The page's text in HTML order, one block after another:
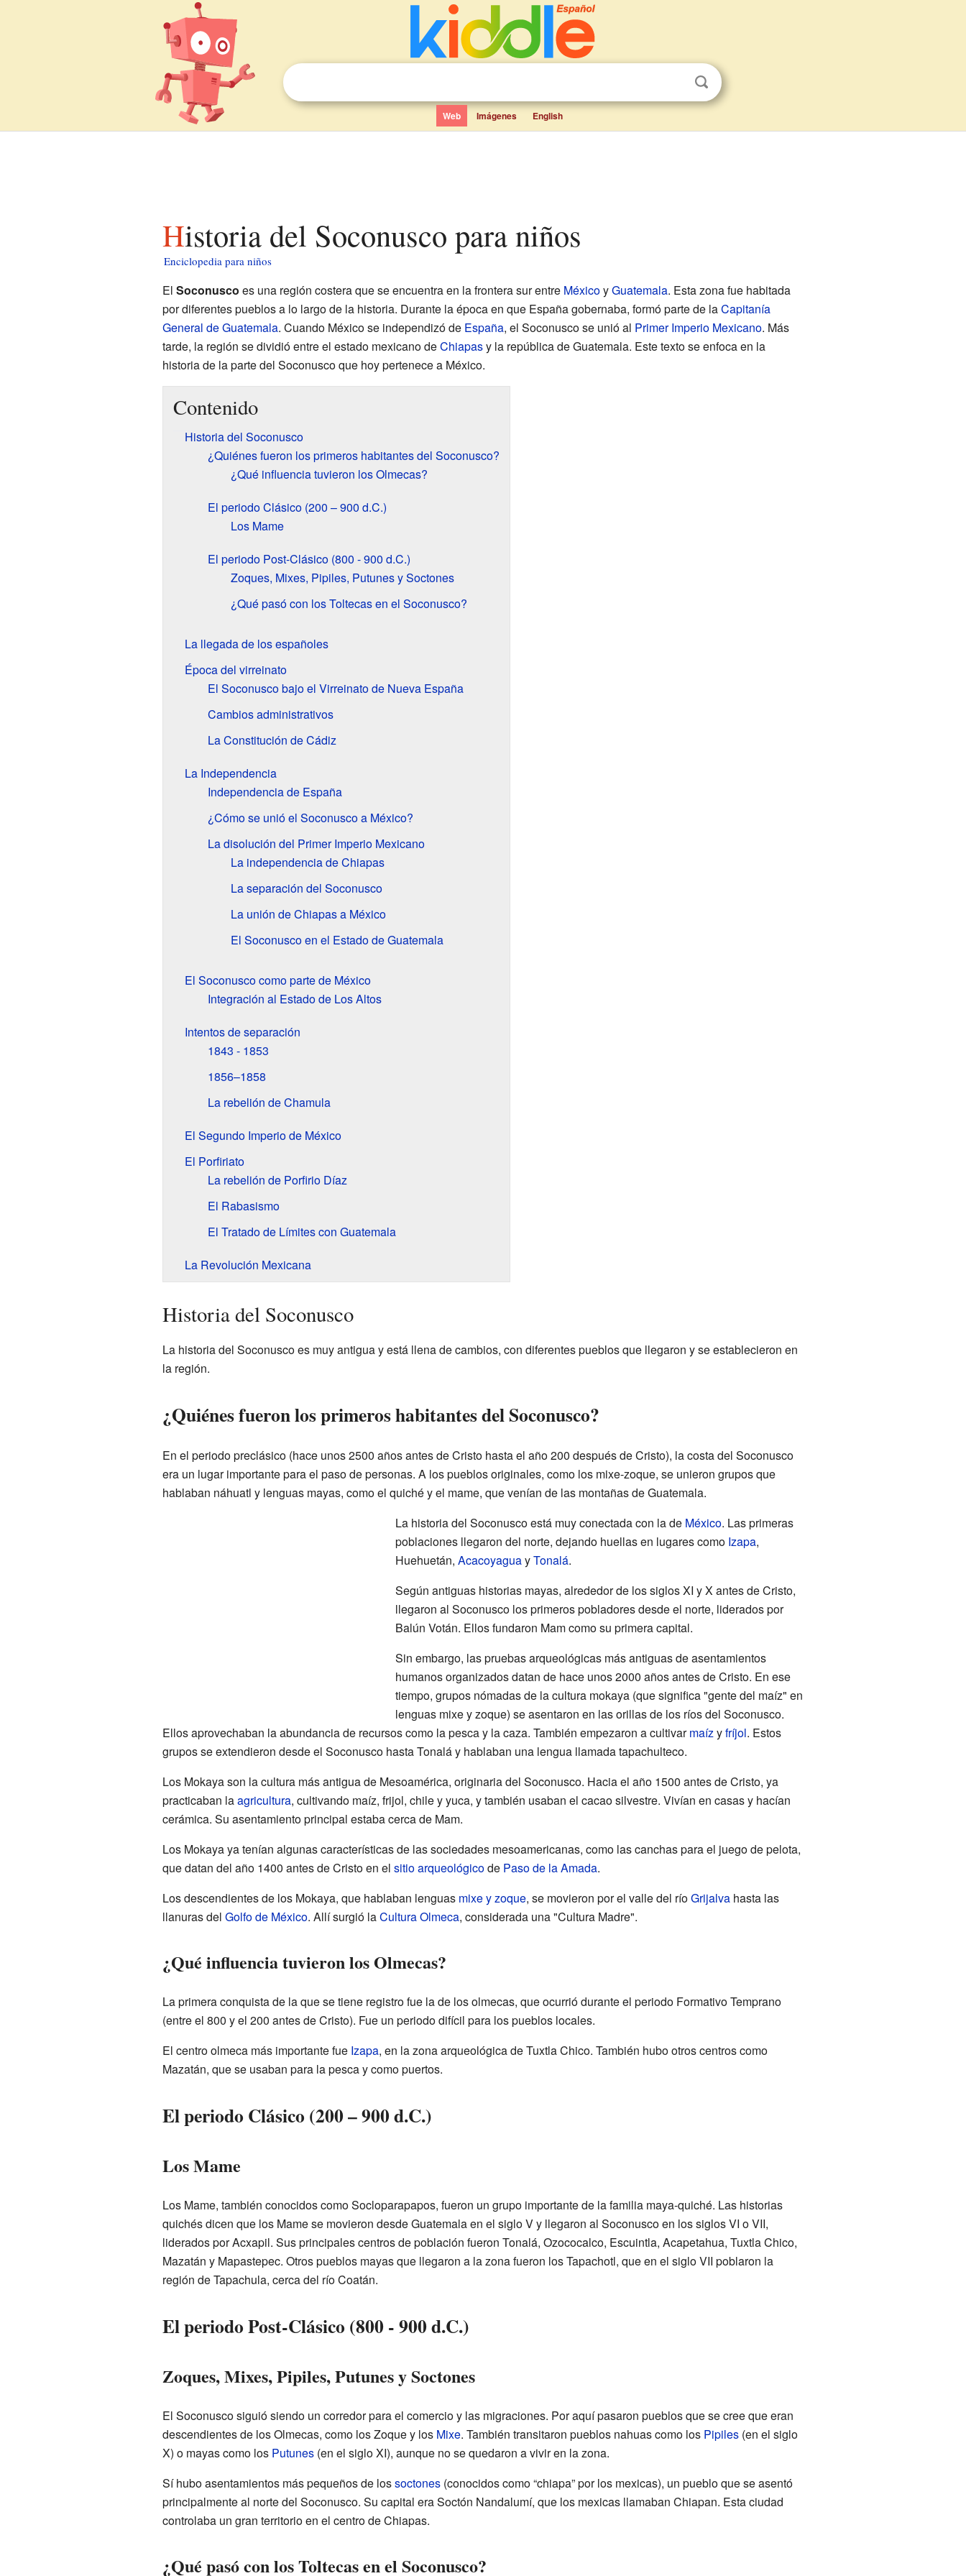
Web Imágenes English
Historia del Soconusco para niños
Enciclopedia para niños
El Soconusco es una región costera que se encuentra en la frontera sur entre MéxicoyGuatemala. Esta zona fue habitada
por diferentes pueblos a lo largo de la historia. Durante la época en que España gobernaba, formó parte de laCapitanía
General de Guatemala. Cuando México se independizó de España, el Soconusco se unió al Primer Imperio Mexicano. Más
tarde, la región se dividió entre el estado mexicano deChiapasy la república de Guatemala. Este texto se enfoca en la
historia de la parte del Soconusco que hoy pertenece a México.
Contenido
Historia del Soconusco
¿Quiénes fueron los primeros habitantes del Soconusco?
¿Qué influencia tuvieron los Olmecas?
El periodo Clásico (200 – 900 d.C.)
Los Mame
El periodo Post-Clásico (800 - 900 d.C.)
Zoques, Mixes, Pipiles, Putunes y Soctones
¿Qué pasó con los Toltecas en el Soconusco?
La llegada de los españoles
Época del virreinato
El Soconusco bajo el Virreinato de Nueva España
Cambios administrativos
La Constitución de Cádiz
La Independencia
Independencia de España
¿Cómo se unió el Soconusco a México?
La disolución del Primer Imperio Mexicano
La independencia de Chiapas
La separación del Soconusco
La unión de Chiapas a México
El Soconusco en el Estado de Guatemala
El Soconusco como parte de México
Integración al Estado de Los Altos
Intentos de separación
1843 - 1853
1856–1858
La rebelión de Chamula
El Segundo Imperio de México
El Porfiriato
La rebelión de Porfirio Díaz
El Rabasismo
El Tratado de Límites con Guatemala
La Revolución Mexicana
Historia del Soconusco
La historia del Soconusco es muy antigua y está llena de cambios, con diferentes pueblos que llegaron y se establecieron en
la región.
¿Quiénes fueron los primeros habitantes del Soconusco?
En el periodo preclásico (hace unos 2500 años antes de Cristo hasta el año 200 después de Cristo), la costa del Soconusco
era un lugar importante para el paso de personas. A los pueblos originales, como los mixe-zoque, se unieron grupos que
hablaban náhuatl y lenguas mayas, como el quiché y el mame, que venían de las montañas de Guatemala.
La historia del Soconusco está muy conectada con la de México. Las primeras
poblaciones llegaron del norte, dejando huellas en lugares como Izapa,
Huehuetán, AcacoyaguayTonalá.
Según antiguas historias mayas, alrededor de los siglos XI y X antes de Cristo,
llegaron al Soconusco los primeros pobladores desde el norte, liderados por
Balún Votán. Ellos fundaron Mam como su primera capital.
Sin embargo, las pruebas arqueológicas más antiguas de asentamientos
humanos organizados datan de hace unos 2000 años antes de Cristo. En ese
tiempo, grupos nómadas de la cultura mokaya (que significa "gente del maíz" en
lenguas mixe y zoque) se asentaron en las orillas de los ríos del Soconusco.
Ellos aprovechaban la abundancia de recursos como la pesca y la caza. También empezaron a cultivarmaízyfríjol. Estos
grupos se extendieron desde el Soconusco hasta Tonalá y hablaban una lengua llamada tapachulteco.
Los Mokaya son la cultura más antigua de Mesoamérica, originaria del Soconusco. Hacia el año 1500 antes de Cristo, ya
practicaban laagricultura, cultivando maíz, frijol, chile y yuca, y también usaban el cacao silvestre. Vivían en casas y hacían
cerámica. Su asentamiento principal estaba cerca de Mam.
Los Mokaya ya tenían algunas características de las sociedades mesoamericanas, como las canchas para el juego de pelota,
que datan del año 1400 antes de Cristo en el sitio arqueológicode Paso de la Amada.
Los descendientes de los Mokaya, que hablaban lenguas mixe y zoque, se movieron por el valle del ríoGrijalvahasta las
llanuras del Golfo de México. Allí surgió laCultura Olmeca, considerada una "Cultura Madre".
¿Qué influencia tuvieron los Olmecas?
La primera conquista de la que se tiene registro fue la de los olmecas, que ocurrió durante el periodo Formativo Temprano
(entre el 800 y el 200 antes de Cristo). Fue un periodo difícil para los pueblos locales.
El centro olmeca más importante fue Izapa, en la zona arqueológica de Tuxtla Chico. También hubo otros centros como
Mazatán, que se usaban para la pesca y como puertos.
El periodo Clásico (200 – 900 d.C.)
Los Mame
Los Mame, también conocidos como Socloparapapos, fueron un grupo importante de la familia maya-quiché. Las historias
quichés dicen que los Mame se movieron desde Guatemala en el siglo V y llegaron al Soconusco en los siglos VI o VII,
liderados por Acxapil. Sus principales centros de población fueron Tonalá, Ozococalco, Escuintla, Acapetahua, Tuxtla Chico,
Mazatán y Mapastepec. Otros pueblos mayas que llegaron a la zona fueron los Tapachotl, que en el siglo VII poblaron la
región de Tapachula, cerca del río Coatán.
El periodo Post-Clásico (800 - 900 d.C.)
Zoques, Mixes, Pipiles, Putunes y Soctones
El Soconusco siguió siendo un corredor para el comercio y las migraciones. Por aquí pasaron pueblos que se cree que eran
descendientes de los Olmecas, como los Zoque y los Mixe. También transitaron pueblos nahuas como los Pipiles(en el siglo
X) o mayas como los Putunes(en el siglo XI), aunque no se quedaron a vivir en la zona.
Sí hubo asentamientos más pequeños de lossoctones(conocidos como “chiapa” por los mexicas), un pueblo que se asentó
principalmente al norte del Soconusco. Su capital era Soctón Nandalumí, que los mexicas llamaban Chiapan. Esta ciudad
controlaba un gran territorio en el centro de Chiapas.
¿Qué pasó con los Toltecas en el Soconusco?